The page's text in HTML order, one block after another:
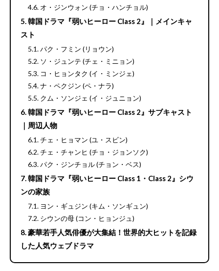
オ・ジンウォン (チョ・ハンチョル)
韓国ドラマ『弱いヒーロー Class 2』｜メインキャ
スト
パク・フミン (リョウン)
ソ・ジュンテ (チェ・ミニョン)
コ・ヒョンタク (イ・ミンジェ)
ナ・ペクジン (ペ・ナラ)
クム・ソンジェ (イ・ジュニョン)
韓国ドラマ『弱いヒーロー Class 2』サブキャスト
｜周辺人物
チェ・ヒョマン (ユ・スビン)
チェ・チャンヒ (チョ・ジョンソク)
パク・ジンチョル (チョン・ベス)
韓国ドラマ『弱いヒーロー Class 1・Class 2』シウ
ンの家族
ヨン・ギュジン (キム・ソンギュン)
シウンの母 (コン・ヒョンジュ)
豪華若手人気俳優が大集結！世界的大ヒットを記録
した人気ウェブドラマ